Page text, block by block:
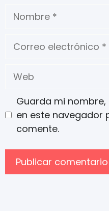
Guarda mi
en este navegador
comente.